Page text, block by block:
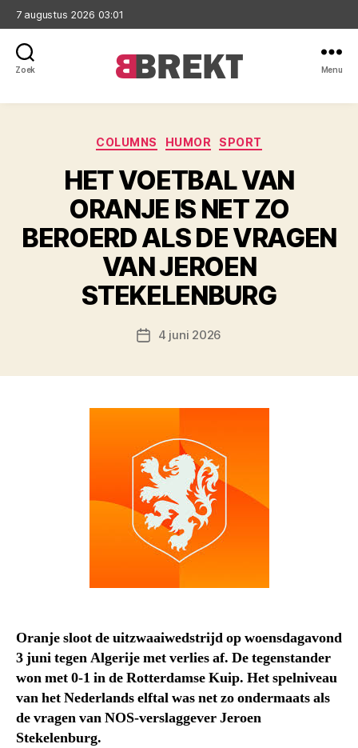
7 augustus 2026 03:01
Zoek Menu
Categorieën
COLUMNS HUMOR SPORT
HET VOETBAL VAN
ORANJE IS NET ZO
BEROERD ALS DE VRAGEN
VAN JEROEN
STEKELENBURG
Berichtdatum
4 juni 2026
Oranje sloot de uitzwaaiwedstrijd op woensdagavond
3 juni tegen Algerije met verlies af. De tegenstander
won met 0-1 in de Rotterdamse Kuip. Het spelniveau
van het Nederlands elftal was net zo ondermaats als
de vragen van NOS-verslaggever Jeroen
Stekelenburg.